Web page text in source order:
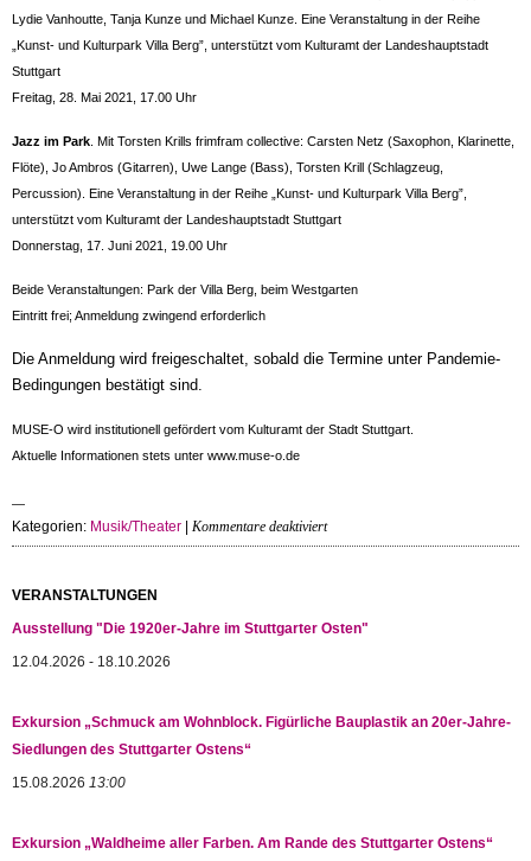
Lydie Vanhoutte, Tanja Kunze und Michael Kunze. Eine Veranstaltung in der Reihe
„Kunst- und Kulturpark Villa Berg”, unterstützt vom Kulturamt der Landeshauptstadt
Stuttgart
Freitag, 28. Mai 2021, 17.00 Uhr
Jazz im Park . Mit Torsten Krills frimfram collective: Carsten Netz (Saxophon, Klarinette,
Flöte), Jo Ambros (Gitarren), Uwe Lange (Bass), Torsten Krill (Schlagzeug,
Percussion). Eine Veranstaltung in der Reihe „Kunst- und Kulturpark Villa Berg”,
unterstützt vom Kulturamt der Landeshauptstadt Stuttgart
Donnerstag, 17. Juni 2021, 19.00 Uhr
Beide Veranstaltungen: Park der Villa Berg, beim Westgarten
Eintritt frei; Anmeldung zwingend erforderlich
Die Anmeldung wird freigeschaltet, sobald die Termine unter Pandemie-
Bedingungen bestätigt sind.
MUSE-O wird institutionell gefördert vom Kulturamt der Stadt Stuttgart.
Aktuelle Informationen stets unter www.muse-o.de
Kategorien: Musik/Theater Kommentare deaktiviertfür
Vorschau:
im
Berg
VERANSTALTUNGEN
Ausstellung "Die 1920er-Jahre im Stuttgarter Osten"
12.04.2026 - 18.10.2026
Exkursion „Schmuck am Wohnblock. Figürliche Bauplastik an 20er-Jahre-
Siedlungen des Stuttgarter Ostens“
15.08.2026 13:00
Exkursion „Waldheime aller Farben. Am Rande des Stuttgarter Ostens“